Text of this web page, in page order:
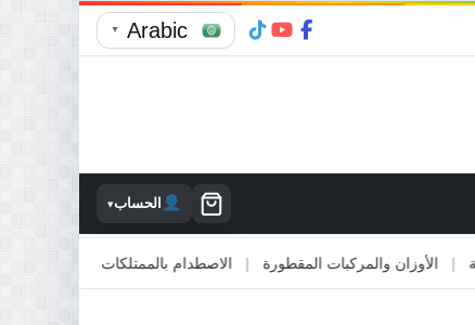
Arabic
▼
الحساب▾
الأوزان والمركبات المقطورة | الاصطدام بالممتلكات | الالتقاء مع